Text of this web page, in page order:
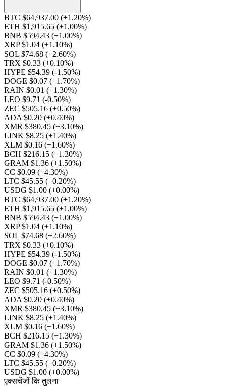
BTC $64,937.00 (+1.20%)
ETH $1,915.65 (+1.00%)
BNB $594.43 (+1.00%)
XRP $1.04 (+1.10%)
SOL $74.68 (+2.60%)
TRX $0.33 (+0.10%)
HYPE $54.39 (-1.50%)
DOGE $0.07 (+1.70%)
RAIN $0.01 (+1.30%)
LEO $9.71 (-0.50%)
ZEC $505.16 (+0.50%)
ADA $0.20 (+0.40%)
XMR $380.45 (+3.10%)
LINK $8.25 (+1.40%)
XLM $0.16 (+1.60%)
BCH $216.15 (+1.30%)
GRAM $1.36 (+1.50%)
CC $0.09 (+4.30%)
LTC $45.55 (+0.20%)
USDG $1.00 (+0.00%)
BTC $64,937.00 (+1.20%)
ETH $1,915.65 (+1.00%)
BNB $594.43 (+1.00%)
XRP $1.04 (+1.10%)
SOL $74.68 (+2.60%)
TRX $0.33 (+0.10%)
HYPE $54.39 (-1.50%)
DOGE $0.07 (+1.70%)
RAIN $0.01 (+1.30%)
LEO $9.71 (-0.50%)
ZEC $505.16 (+0.50%)
ADA $0.20 (+0.40%)
XMR $380.45 (+3.10%)
LINK $8.25 (+1.40%)
XLM $0.16 (+1.60%)
BCH $216.15 (+1.30%)
GRAM $1.36 (+1.50%)
CC $0.09 (+4.30%)
LTC $45.55 (+0.20%)
USDG $1.00 (+0.00%)
एक्सचेंजों कि तुलना